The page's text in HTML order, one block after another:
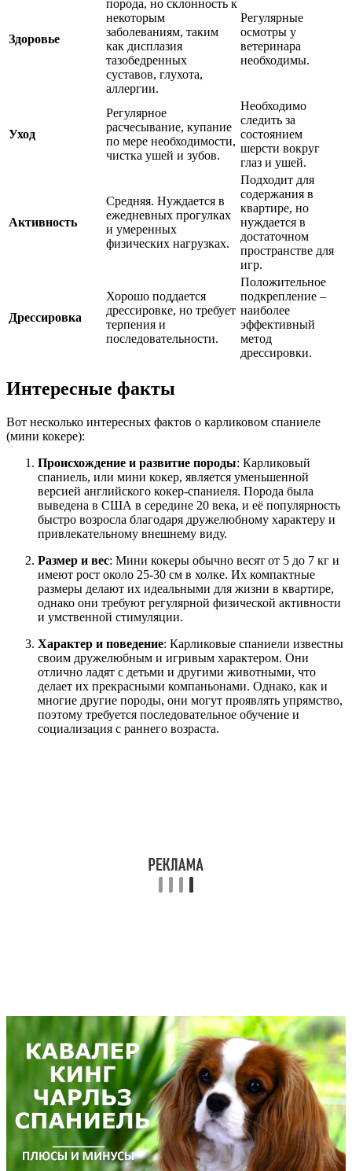
Здоровье
порода, но склонность к
некоторым
заболеваниям, таким
как дисплазия
тазобедренных
суставов, глухота,
аллергии.
Регулярные
осмотры у
ветеринара
необходимы.
Уход
Регулярное
расчесывание, купание
по мере необходимости,
чистка ушей и зубов.
Необходимо
следить за
состоянием
шерсти вокруг
глаз и ушей.
Активность
Средняя. Нуждается в
ежедневных прогулках
и умеренных
физических нагрузках.
Подходит для
содержания в
квартире, но
нуждается в
достаточном
пространстве для
игр.
Дрессировка
Хорошо поддается
дрессировке, но требует
терпения и
последовательности.
Положительное
подкрепление –
наиболее
эффективный
метод
дрессировки.
Интересные факты
Вот несколько интересных фактов о карликовом спаниеле
(мини кокере):
Происхождение и развитие породы: Карликовый
спаниель, или мини кокер, является уменьшенной
версией английского кокер-спаниеля. Порода была
выведена в США в середине 20 века, и её популярность
быстро возросла благодаря дружелюбному характеру и
привлекательному внешнему виду.
Размер и вес: Мини кокеры обычно весят от 5 до 7 кг и
имеют рост около 25-30 см в холке. Их компактные
размеры делают их идеальными для жизни в квартире,
однако они требуют регулярной физической активности
и умственной стимуляции.
Характер и поведение: Карликовые спаниели известны
своим дружелюбным и игривым характером. Они
отлично ладят с детьми и другими животными, что
делает их прекрасными компаньонами. Однако, как и
многие другие породы, они могут проявлять упрямство,
поэтому требуется последовательное обучение и
социализация с раннего возраста.